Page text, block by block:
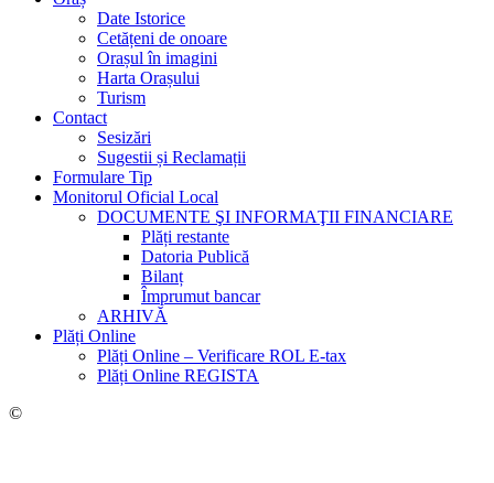
Date Istorice
Cetățeni de onoare
Orașul în imagini
Harta Orașului
Turism
Contact
Sesizări
Sugestii și Reclamații
Formulare Tip
Monitorul Oficial Local
DOCUMENTE ŞI INFORMAŢII FINANCIARE
Plăți restante
Datoria Publică
Bilanț
Împrumut bancar
ARHIVĂ
Plăți Online
Plăți Online – Verificare ROL E-tax
Plăți Online REGISTA
©